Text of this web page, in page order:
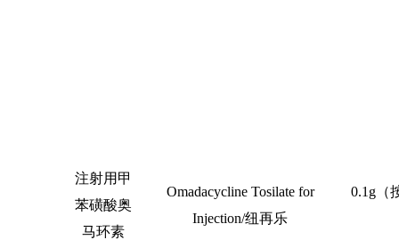
注射用甲
苯磺酸奥
马环素
Omadacycline Tosilate for
Injection/纽再乐
0.1g （